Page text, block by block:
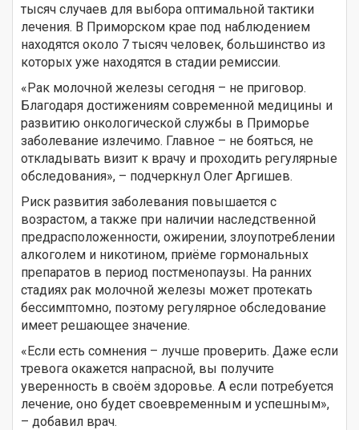
тысяч случаев для выбора оптимальной тактики
лечения. В Приморском крае под наблюдением
находятся около 7 тысяч человек, большинство из
которых уже находятся в стадии ремиссии.
«Рак молочной железы сегодня – не приговор.
Благодаря достижениям современной медицины и
развитию онкологической службы в Приморье
заболевание излечимо. Главное – не бояться, не
откладывать визит к врачу и проходить регулярные
обследования», – подчеркнул Олег Аргишев.
Риск развития заболевания повышается с
возрастом, а также при наличии наследственной
предрасположенности, ожирении, злоупотреблении
алкоголем и никотином, приёме гормональных
препаратов в период постменопаузы. На ранних
стадиях рак молочной железы может протекать
бессимптомно, поэтому регулярное обследование
имеет решающее значение.
«Если есть сомнения – лучше проверить. Даже если
тревога окажется напрасной, вы получите
уверенность в своём здоровье. А если потребуется
лечение, оно будет своевременным и успешным»,
– добавил врач.